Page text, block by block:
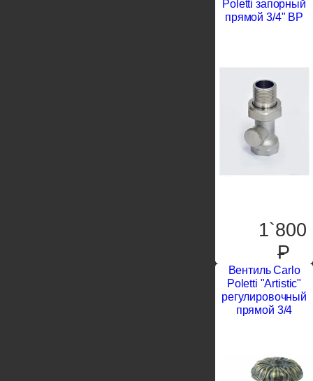
Poletti запорный
прямой 3/4" ВР
1`800
P
Вентиль Carlo
Poletti "Artistic"
регулировочный
прямой 3/4